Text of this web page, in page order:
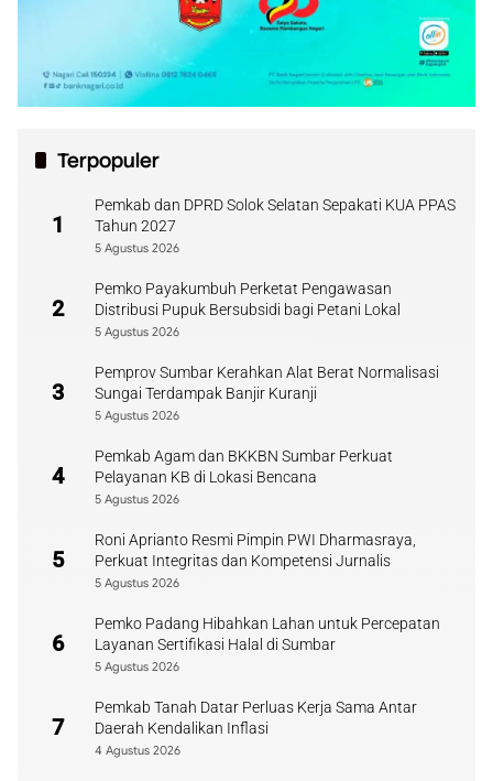
Terpopuler
1
Pemkab dan DPRD Solok Selatan Sepakati KUA PPAS
Tahun 2027
5 Agustus 2026
2
Pemko Payakumbuh Perketat Pengawasan
Distribusi Pupuk Bersubsidi bagi Petani Lokal
5 Agustus 2026
3
Pemprov Sumbar Kerahkan Alat Berat Normalisasi
Sungai Terdampak Banjir Kuranji
5 Agustus 2026
4
Pemkab Agam dan BKKBN Sumbar Perkuat
Pelayanan KB di Lokasi Bencana
5 Agustus 2026
5
Roni Aprianto Resmi Pimpin PWI Dharmasraya,
Perkuat Integritas dan Kompetensi Jurnalis
5 Agustus 2026
6
Pemko Padang Hibahkan Lahan untuk Percepatan
Layanan Sertifikasi Halal di Sumbar
5 Agustus 2026
7
Pemkab Tanah Datar Perluas Kerja Sama Antar
Daerah Kendalikan Inflasi
4 Agustus 2026